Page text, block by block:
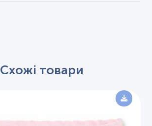
Схожі товари